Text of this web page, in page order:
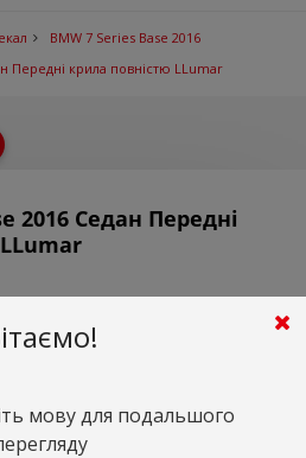
BMW 7 Series Base 2016
Передні крила повністю LLumar
2016 Седан Передні
($130.92)
мову для подальшого